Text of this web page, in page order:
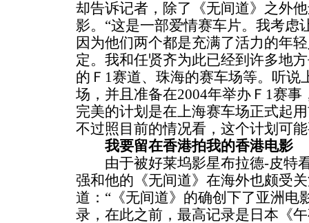
却告诉记者，除了《无间道》之外
影。“这是一部爱情赛车片。我考虑
因为他们两个都是充满了活力的年
定。我和任贤齐为此已经到许多地
的Ｆ1赛道、珠海的赛车场等。听说
场，并且准备在2004年举办Ｆ1赛
完美的计划是在上海赛车场正式起
不过照目前的情况看，这个计划可
我要留在香港拍我的香港电影
由于被好莱坞影星布拉德-皮特
强和他的《无间道》在海外也颇受
道：“《无间道》的确创下了亚洲电
录，在此之前，最高记录是日本《